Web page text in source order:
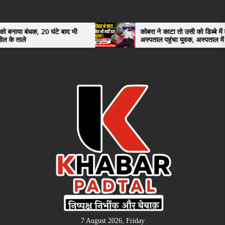
the
content
बाद भी
कोबरा ने काटा तो उसी को डिब्बे में बंद कर
अस्पताल पहुंचा युवक, अस्पताल में देखकर डॉक्टर
भी रह गए हैरान
7 August 2026, Friday